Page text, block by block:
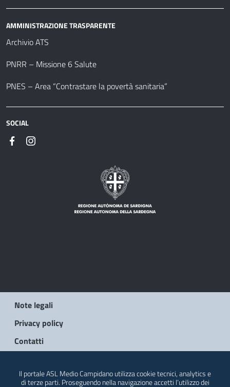
AMMINISTRAZIONE TRASPARENTE
Archivio ATS
PNRR – Missione 6 Salute
PNES – Area “Contrastare la povertà sanitaria”
SOCIAL
Note legali
Privacy policy
Contatti
Il portale ASL Medio Campidano utilizza cookie tecnici, analytics e
di terze parti. Proseguendo nella navigazione accetti l’utilizzo dei